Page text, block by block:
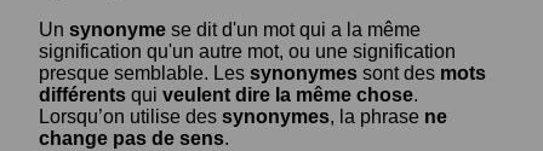
Un synonyme se dit d'un mot qui a la même
signification qu'un autre mot, ou une signification
presque semblable. Les synonymes sont des mots
différents qui veulent dire la même chose.
Lorsqu’on utilise des synonymes, la phrase ne
change pas de sens.